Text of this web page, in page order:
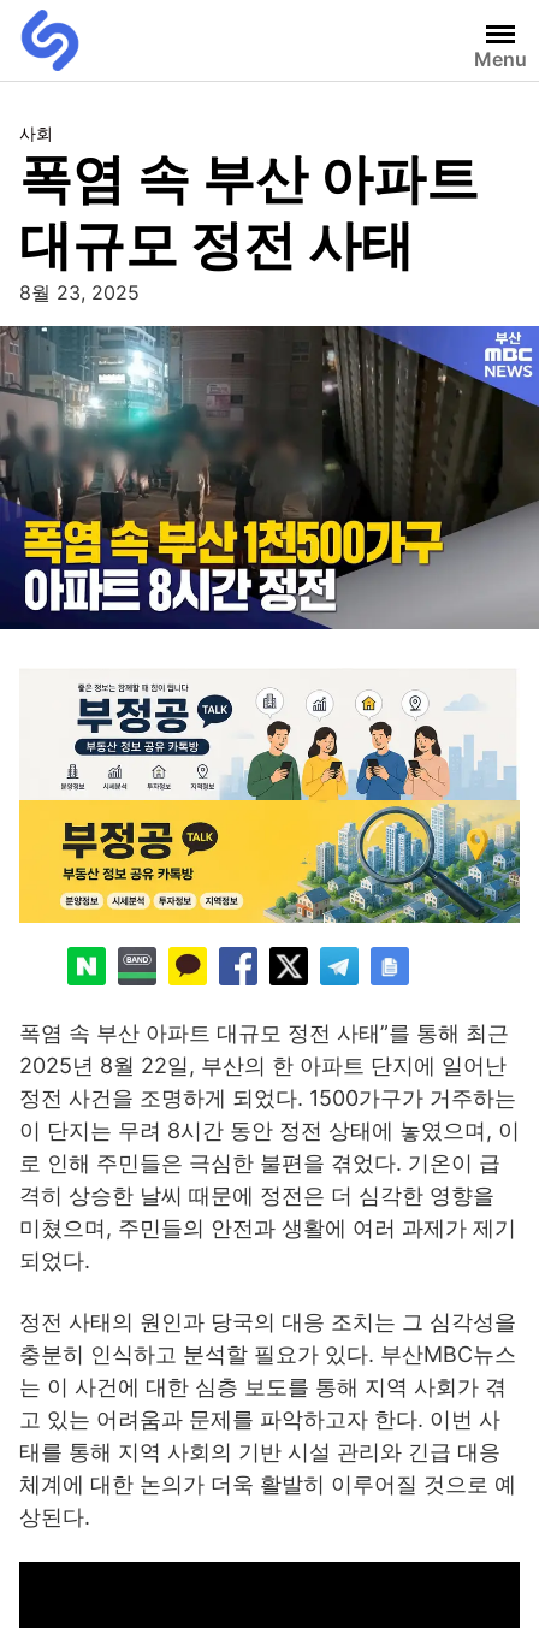
Menu
사회
폭염 속 부산 아파트
대규모 정전 사태
8월 23, 2025
폭염 속 부산 아파트 대규모 정전 사태”를 통해 최근
2025년 8월 22일, 부산의 한 아파트 단지에 일어난
정전 사건을 조명하게 되었다. 1500가구가 거주하는
이 단지는 무려 8시간 동안 정전 상태에 놓였으며, 이
로 인해 주민들은 극심한 불편을 겪었다. 기온이 급
격히 상승한 날씨 때문에 정전은 더 심각한 영향을
미쳤으며, 주민들의 안전과 생활에 여러 과제가 제기
되었다.
정전 사태의 원인과 당국의 대응 조치는 그 심각성을
충분히 인식하고 분석할 필요가 있다. 부산MBC뉴스
는 이 사건에 대한 심층 보도를 통해 지역 사회가 겪
고 있는 어려움과 문제를 파악하고자 한다. 이번 사
태를 통해 지역 사회의 기반 시설 관리와 긴급 대응
체계에 대한 논의가 더욱 활발히 이루어질 것으로 예
상된다.